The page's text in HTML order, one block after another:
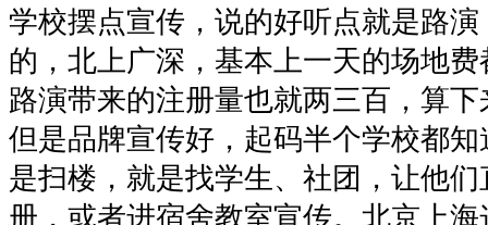
学校摆点宣传，说的好听点就是路
的，北上广深，基本上一天的场地
路演带来的注册量也就两三百，算
但是品牌宣传好，起码半个学校都
是扫楼，就是找学生、社团，让他
册，或者进宿舍教室宣传。北京上